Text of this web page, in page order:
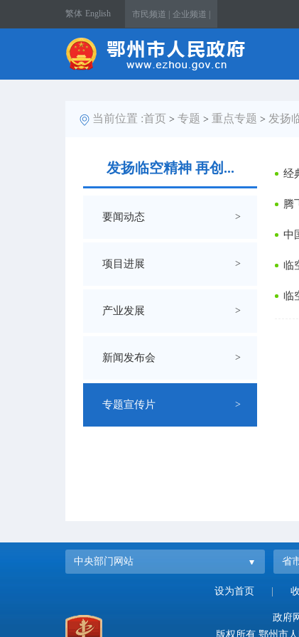
繁体 English 市民频道 | 企业频道 |
当前位置 :首页 > 专题 > 重点专题 > 发扬
发扬临空精神 再创...
要闻动态 >
项目进展 >
产业发展 >
新闻发布会 >
专题宣传片 >
经
腾
中
临
临
中央部门网站 省
设为首页
政府
版权所有 鄂州市